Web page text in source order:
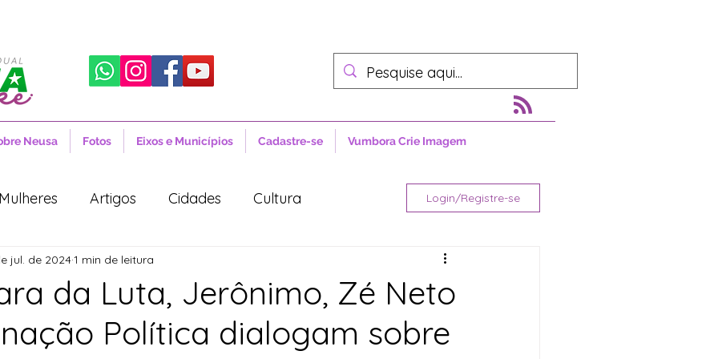
Neusa Fotos Eixos e Municípios Cadastre-se Vumbora Crie Imagem
Mulheres Artigos Cidades Cultura
Sociais Notícias
Projetos de Lei Política Lula
Login/Registre-se
da Luta, Jerônimo, Zé Neto
Política dialogam sobre
jul. de 20241 min de leitura